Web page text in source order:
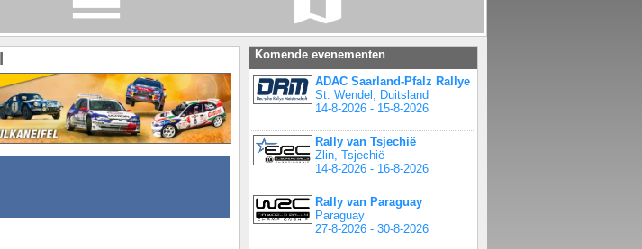
Komende evenementen
ADAC Saarland-Pfalz Rallye
St. Wendel, Duitsland
14-8-2026 - 15-8-2026
Rally van Tsjechië
Zlin, Tsjechië
14-8-2026 - 16-8-2026
Rally van Paraguay
Paraguay
27-8-2026 - 30-8-2026